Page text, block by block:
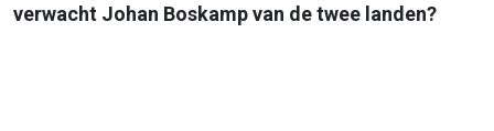
verwacht Johan Boskamp van de twee landen?